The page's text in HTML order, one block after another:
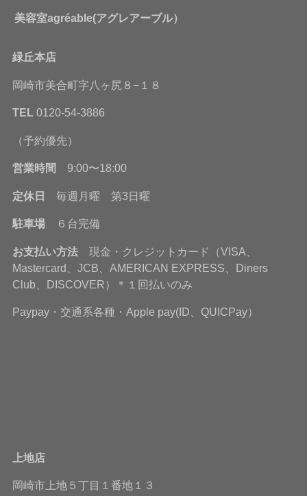
美容室agréable(アグレアーブル）
緑丘本店
岡崎市美合町字八ヶ尻８−１８
TEL 0120-54-3886
（予約優先）
営業時間 9:00〜18:00
定休日 毎週月曜 第3日曜
駐車場 ６台完備
お支払い方法現金・クレジットカード（VISA、
Mastercard、JCB、AMERICAN EXPRESS、Diners
Club、DISCOVER）＊１回払いのみ
Paypay・交通系各種・Apple pay(ID、QUICPay）
上地店
岡崎市上地５丁目１番地１３